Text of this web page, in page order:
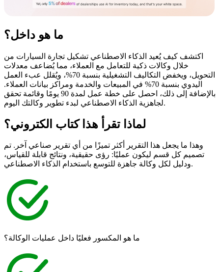
ما هو داخل؟
اكتشف كيف يُعيد الذكاء الاصطناعي تشكيل تجارة السيارات من
خلال وكالات ذكية للتعامل مع العملاء، مما يُضاعف معدلات
التحويل، ويخفض التكاليف التشغيلية بنسبة 70%، ويُقلل عبء العمل
اليدوي بنسبة 70% في المبيعات والخدمة ومراكز بيانات العملاء.
بالإضافة إلى ذلك، احصل على خطة عمل لمدة 90 يومًا وقائمة تحقق
لجاهزية الذكاء الاصطناعي لبدء تطوير وكالتك اليوم.
لماذا تقرأ هذا كتاب الكتروني؟
وهذا ما يجعل هذا التقرير أكثر تميزًا من أي تقرير صناعي آخر. تم
تصميم كل قسم ليكون عمليًا: رؤى حقيقية، ونتائج قابلة للقياس،
ودليل لكل وكالة جاهزة للتوسع باستخدام الذكاء الاصطناعي.
ما هو المكسور فعليًا داخل عمليات الوكالة؟